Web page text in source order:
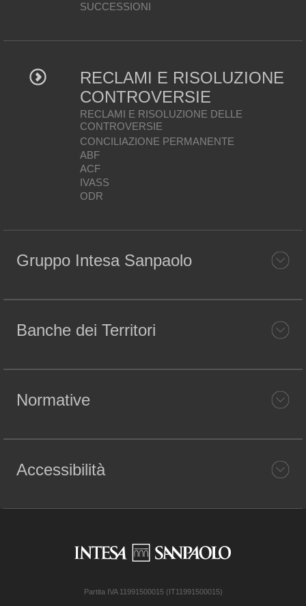
SUCCESSIONI
RECLAMI E RISOLUZIONE
CONTROVERSIE
RECLAMI E RISOLUZIONE DELLE
CONTROVERSIE
CONCILIAZIONE PERMANENTE
ABF
ACF
IVASS
ODR
Gruppo Intesa Sanpaolo
Banche dei Territori
Normative
Accessibilità
Partita IVA 11991500015 (IT11991500015)